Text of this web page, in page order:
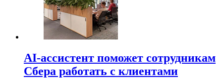
AI-ассистент поможет сотрудникам
Сбера работать с клиентами